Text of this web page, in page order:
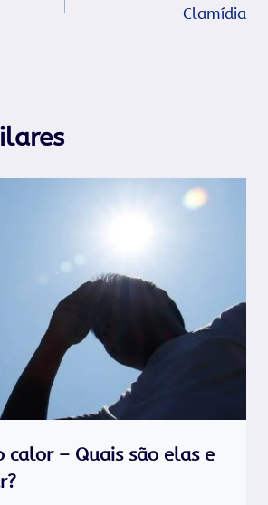
Clamídia
calor – Quais são elas e